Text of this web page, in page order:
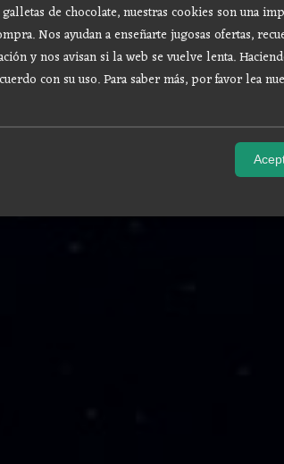
de chocolate, nuestras cookies son una
Nos ayudan a enseñarte jugosas ofertas,
y nos avisan si la web se vuelve lenta.
con su uso.Para saber más, por favor lea